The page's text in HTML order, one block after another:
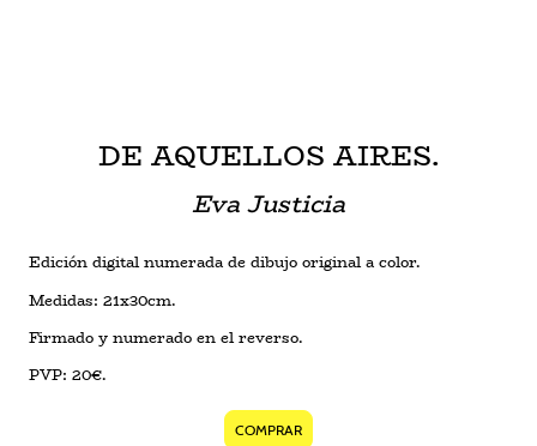
DE AQUELLOS AIRES.
Eva Justicia
Edición digital numerada de dibujo original a color.
Medidas: 21x30cm.
Firmado y numerado en el reverso.
PVP: 20€.
COMPRAR